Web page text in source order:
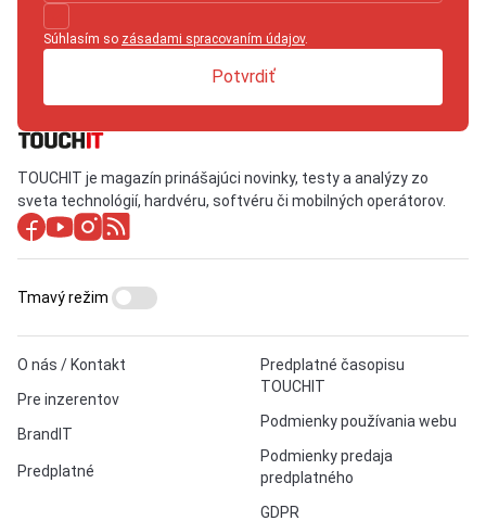
Súhlasím so zásadami spracovaním údajov.
Potvrdiť
TOUCHIT je magazín prinášajúci novinky, testy a analýzy zo
sveta technológií, hardvéru, softvéru či mobilných operátorov.
O nás / Kontakt
Pre inzerentov
BrandIT
Predplatné
Predplatné časopisu
TOUCHIT
Podmienky používania webu
Podmienky predaja
predplatného
GDPR
Tmavý režim